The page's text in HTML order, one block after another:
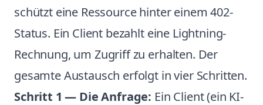
schützt eine Ressource hinter einem 402-
Status. Ein Client bezahlt eine Lightning-
Rechnung, um Zugriff zu erhalten. Der
gesamte Austausch erfolgt in vier Schritten.
Schritt 1 — Die Anfrage: Ein Client (ein KI-